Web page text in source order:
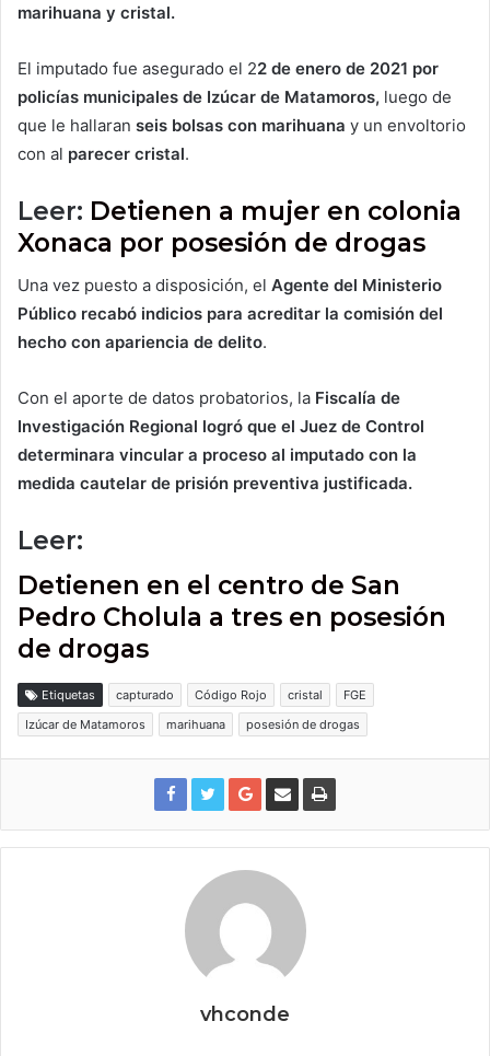
marihuana y cristal.
El imputado fue asegurado el 22 de enero de 2021 por
policías municipales de Izúcar de Matamoros, luego de
que le hallaran seis bolsas con marihuana y un envoltorio
con al parecer cristal.
Leer: Detienen a mujer en colonia
Xonaca por posesión de drogas
Una vez puesto a disposición, el Agente del Ministerio
Público recabó indicios para acreditar la comisión del
hecho con apariencia de delito.
Con el aporte de datos probatorios, la Fiscalía de
Investigación Regional logró que el Juez de Control
determinara vincular a proceso al imputado con la
medida cautelar de prisión preventiva justificada.
Leer:
Detienen en el centro de San
Pedro Cholula a tres en posesión
de drogas
Etiquetas capturado Código Rojo cristal
FGE
Izúcar de Matamoros
marihuana posesión de drogas
vhconde